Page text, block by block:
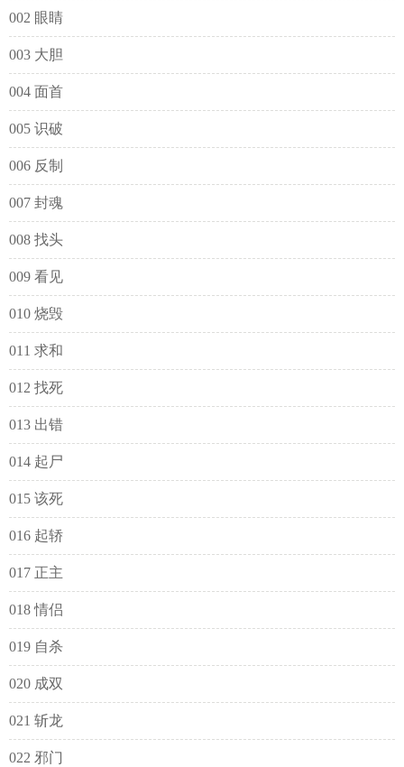
002 眼睛
003 大胆
004 面首
005 识破
006 反制
007 封魂
008 找头
009 看见
010 烧毁
011 求和
012 找死
013 出错
014 起尸
015 该死
016 起轿
017 正主
018 情侣
019 自杀
020 成双
021 斩龙
022 邪门